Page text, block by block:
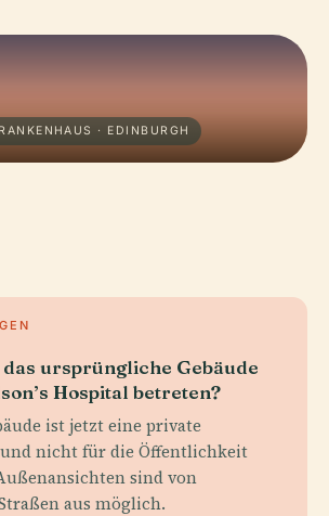
· EDINBURGH
ursprüngliche Gebäude
Hospital betreten?
ist jetzt eine private
nicht für die Öffentlichkeit
sind von
aus möglich.